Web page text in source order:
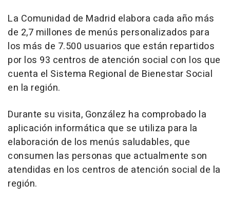
La Comunidad de Madrid elabora cada año más
de 2,7 millones de menús personalizados para
los más de 7.500 usuarios que están repartidos
por los 93 centros de atención social con los que
cuenta el Sistema Regional de Bienestar Social
en la región.
Durante su visita, González ha comprobado la
aplicación informática que se utiliza para la
elaboración de los menús saludables, que
consumen las personas que actualmente son
atendidas en los centros de atención social de la
región.